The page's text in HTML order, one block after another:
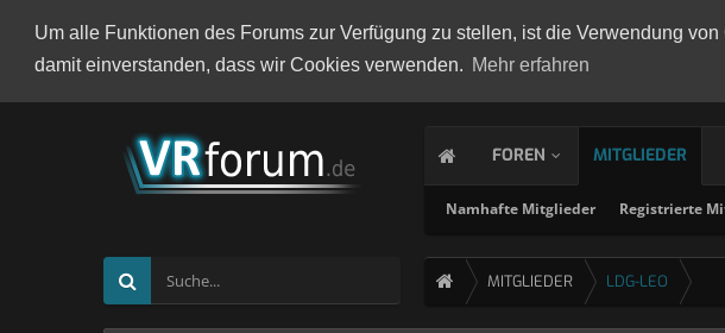
Um alle Funktionen des Forums zur Verfügung zu stellen, ist die Verwendung
damit einverstanden, dass wir Cookies verwenden. Mehr erfahren
FOREN MITGLIEDER
Namhafte Mitglieder Registrierte
MITGLIEDER LDG-LEO